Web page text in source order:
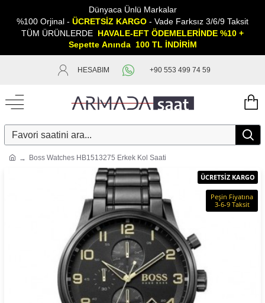
Dünyaca Ünlü Markalar
%100 Orjinal - ÜCRETSİZ KARGO - Vade Farksız 3/6/9 Taksit
TÜM ÜRÜNLERDE HAVALE-EFT ÖDEMELERİNDE %10 +
Sepette Anında 100 TL İNDİRİM
HESABIM +90 553 499 74 59
Boss Watches HB1513275 Erkek Kol Saati
ÜCRETSİZ KARGO
Peşin Fiyatına
3-6-9 Taksit